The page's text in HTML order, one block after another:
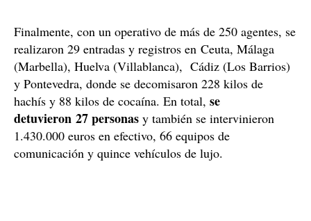
Finalmente, con un operativo de más de 250 agentes, se
realizaron 29 entradas y registros en Ceuta, Málaga
(Marbella), Huelva (Villablanca), Cádiz (Los Barrios)
y Pontevedra, donde se decomisaron 228 kilos de
hachís y 88 kilos de cocaína. En total, se
detuvieron 27 personas y también se intervinieron
1.430.000 euros en efectivo, 66 equipos de
comunicación y quince vehículos de lujo.